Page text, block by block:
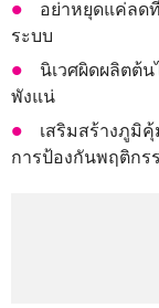
อย่าหยุดแค่ลด
ระบบ
นิเวศผิดผลิตต้
พังแน่
เสริมสร้างภูมิ
การป้องกันพฤติกร